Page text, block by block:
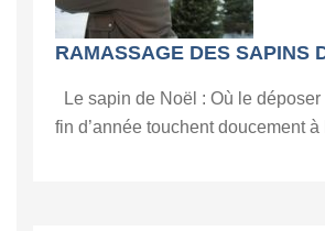
RAMASSAGE DES SAPINS
Le sapin de Noël : Où le
fin d’année touchent doucement à